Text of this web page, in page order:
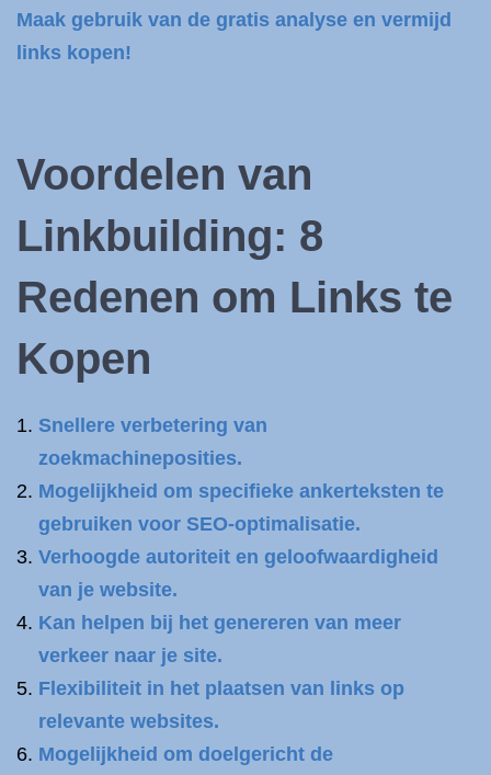
Maak gebruik van de gratis analyse en vermijd
links kopen!
Voordelen van
Linkbuilding: 8
Redenen om Links te
Kopen
Snellere verbetering van
zoekmachineposities.
Mogelijkheid om specifieke ankerteksten te
gebruiken voor SEO-optimalisatie.
Verhoogde autoriteit en geloofwaardigheid
van je website.
Kan helpen bij het genereren van meer
verkeer naar je site.
Flexibiliteit in het plaatsen van links op
relevante websites.
Mogelijkheid om doelgericht de